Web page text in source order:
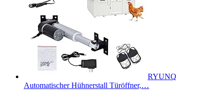
RYUNQ
Automatischer Hühnerstall Türöffner,…